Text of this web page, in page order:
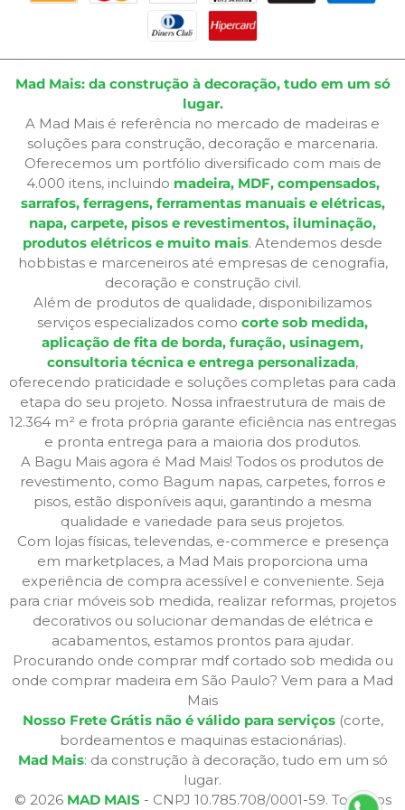
Mad Mais: da construção à decoração, tudo em um só
lugar.
A Mad Mais é referência no mercado de madeiras e
soluções para construção, decoração e marcenaria.
Oferecemos um portfólio diversificado com mais de
4.000 itens, incluindo madeira, MDF, compensados,
sarrafos, ferragens, ferramentas manuais e elétricas,
napa, carpete, pisos e revestimentos, iluminação,
produtos elétricos e muito mais. Atendemos desde
hobbistas e marceneiros até empresas de cenografia,
decoração e construção civil.
Além de produtos de qualidade, disponibilizamos
serviços especializados como corte sob medida,
aplicação de fita de borda, furação, usinagem,
consultoria técnica e entrega personalizada,
oferecendo praticidade e soluções completas para cada
etapa do seu projeto. Nossa infraestrutura de mais de
12.364 m² e frota própria garante eficiência nas entregas
e pronta entrega para a maioria dos produtos.
A Bagu Mais agora é Mad Mais! Todos os produtos de
revestimento, como Bagum napas, carpetes, forros e
pisos, estão disponíveis aqui, garantindo a mesma
qualidade e variedade para seus projetos.
Com lojas físicas, televendas, e-commerce e presença
em marketplaces, a Mad Mais proporciona uma
experiência de compra acessível e conveniente. Seja
para criar móveis sob medida, realizar reformas, projetos
decorativos ou solucionar demandas de elétrica e
acabamentos, estamos prontos para ajudar.
Procurando onde comprar mdf cortado sob medida ou
onde comprar madeira em São Paulo? Vem para a Mad
Mais
Nosso Frete Grátis não é válido para serviços(corte,
bordeamentos e maquinas estacionárias).
Mad Mais: da construção à decoração, tudo em um só
lugar.
© 2026 MAD MAIS - CNPJ 10.785.708/0001-59. Todos os